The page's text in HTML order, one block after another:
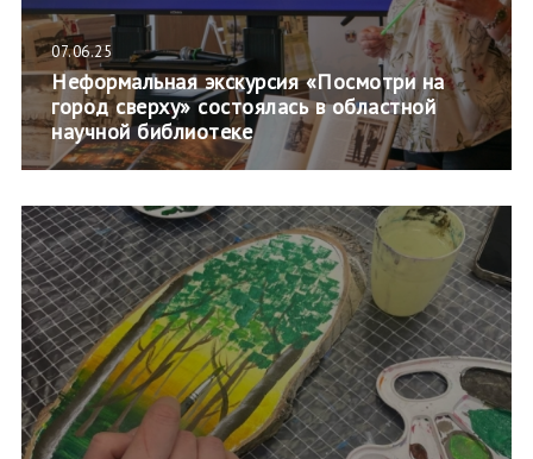
07.06.25
Неформальная экскурсия «Посмотри на
город сверху» состоялась в областной
научной библиотеке